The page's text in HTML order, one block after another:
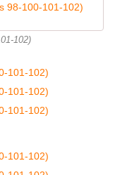
98-100-101-102)
102)